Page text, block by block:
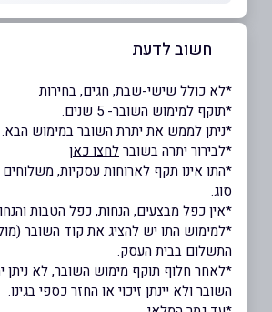
חשוב לדעת
*לא כולל שישי-שבת, חגים, בחירות
*תוקף למימוש השובר- 5 שנים.
*ניתן לממש את יתרת השובר במימוש הבא.
*לבירור יתרה בשוברלחצו כאן
*התו אינו תקף לארוחות עסקיות,
סוג.
*אין כפל מבצעים, הנחות, כפל הטבות
*למימוש התו יש להציג את קוד השובר
התשלום בבית העסק.
*לאחר חלוף תוקף מימוש השובר, לא
השובר ולא יינתן זיכוי או החזר כספי בגינו.